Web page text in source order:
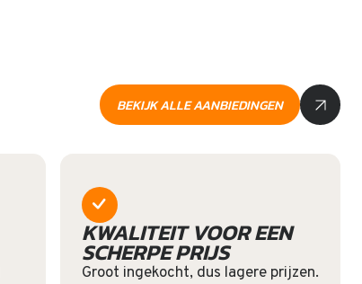
BEKIJK ALLE AANBIEDINGEN
KWALITEIT VOOR EEN
SCHERPE PRIJS
Groot ingekocht, dus lagere prijzen.